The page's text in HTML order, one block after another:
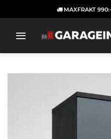
to
MAXFRAKT